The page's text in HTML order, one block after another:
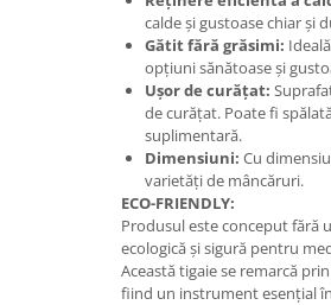
Tocatoare de bucatarie
Ustensile ornare prajituri
Vaze si boluri decorative
Vesela unica folosinta
calde și gustoase chiar și
Gătit fără grăsimi:
opțiuni sănătoase și
Ușor de curățat:
de curățat. Poate fi
suplimentară.
Dimensiuni: Cu
varietăți de mâncăruri.
ECO-FRIENDLY:
Produsul este conceput fără
ecologică și sigură pentru
Această tigaie se remarcă
fiind un instrument esențial